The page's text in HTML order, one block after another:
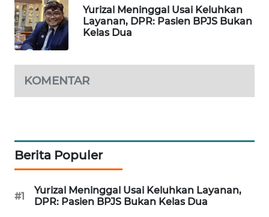
Yurizal Meninggal Usai Keluhkan
Layanan, DPR: Pasien BPJS Bukan
Kelas Dua
KOMENTAR
Berita Populer
#1
Yurizal Meninggal Usai Keluhkan Layanan,
DPR: Pasien BPJS Bukan Kelas Dua
WAHANA
UMKM
WAHANA
SELEB
WAHANA
WAHANA
OTOMOTIF
WAHANA
HEALTH